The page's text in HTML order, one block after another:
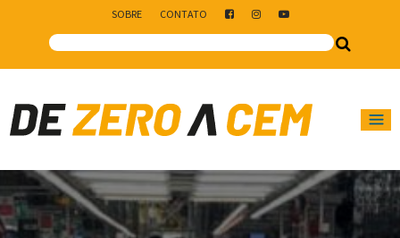
SOBRE CONTATO
Main Navigation